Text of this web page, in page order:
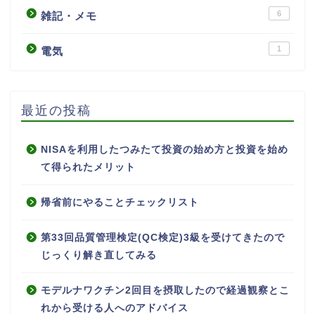
雑記・メモ 6
電気 1
最近の投稿
NISAを利用したつみたて投資の始め方と投資を始め
て得られたメリット
帰省前にやることチェックリスト
第33回品質管理検定(QC検定)3級を受けてきたので
じっくり解き直してみる
モデルナワクチン2回目を摂取したので経過観察とこ
れから受ける人へのアドバイス